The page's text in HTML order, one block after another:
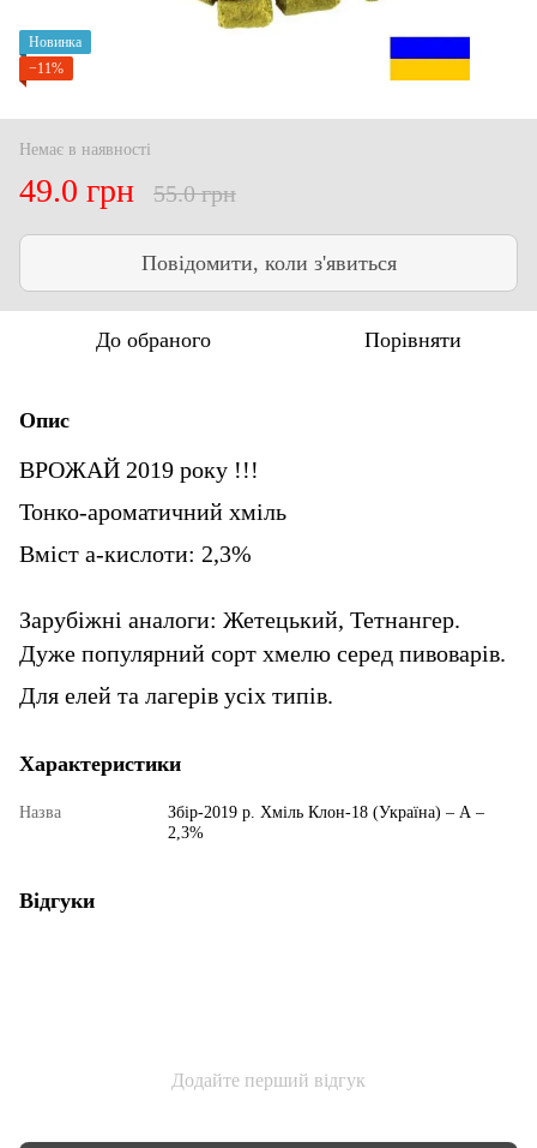
Новинка
−11%
Немає в наявності
49.0 грн 55.0 грн
Повідомити, коли з'явиться
До обраного Порівняти
Опис
ВРОЖАЙ 2019 року !!!
Тонко-ароматичний хміль
Вміст а-кислоти: 2,3%
Зарубіжні аналоги: Жетецький, Тетнангер.
Дуже популярний сорт хмелю серед пивоварів.
Для елей та лагерів усіх типів.
Характеристики
Назва
Збір-2019 р. Хміль Клон-18 (Україна) – А –
2,3%
Відгуки
Додайте перший відгук